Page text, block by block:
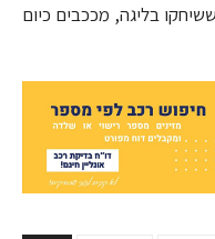
בליגה, מככבים כיום